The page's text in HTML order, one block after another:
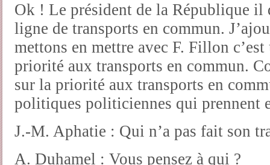
Ok ! Le président de la République il
ligne de transports en commun.
mettons en mettre avec F. Fillon
priorité aux transports en commun.
sur la priorité aux transports en
politiques politiciennes qui prennent
J.-M. Aphatie : Qui n’a pas fait son
A. Duhamel : Vous pensez à qui ?